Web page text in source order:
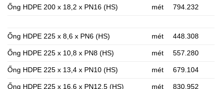
Ống HDPE 200 x 18,2 x PN16 (HS) mét 794.232
Ống HDPE 225 x 8,6 x PN6 (HS) mét 448.308
Ống HDPE 225 x 10,8 x PN8 (HS) mét 557.280
Ống HDPE 225 x 13,4 x PN10 (HS) mét 679.104
Ống HDPE 225 x 16,6 x PN12,5 (HS) mét 830.952